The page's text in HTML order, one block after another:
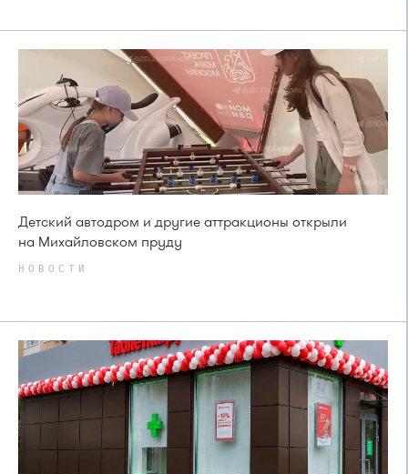
Детский автодром и другие аттракционы открыли
на Михайловском пруду
НОВОСТИ